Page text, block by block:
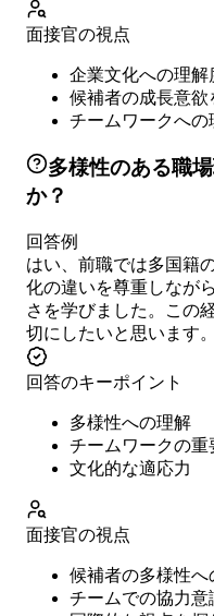
面接官の視点
企業文化への理解
候補者の成長意欲
チームワークへの
多様性のある職
か？
回答例
はい、前職では多国籍
化の違いを尊重しなが
さを学びました。この
切にしたいと思います。
回答のキーポイント
多様性への理解
チームワークの重
文化的な適応力
面接官の視点
候補者の多様性
チームでの協力意